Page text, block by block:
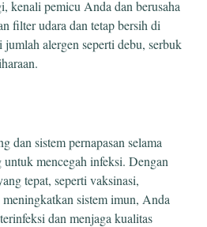
kenali pemicu Anda dan berusaha
filter udara dan tetap bersih di
alergen seperti debu, serbuk
dan sistem pernapasan selama
mencegah infeksi. Dengan
tepat, seperti vaksinasi,
sistem imun, Anda
dan menjaga kualitas